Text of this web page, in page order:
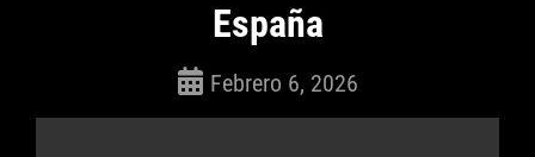
España
Febrero 6, 2026